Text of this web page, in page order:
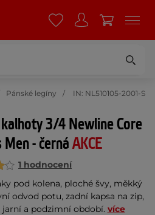
Pánské legíny IN: NL510105-2001-S
3/4 Newline Core
- černáAKCE
1 hodnocení
pod kolena, ploché švy, měkký
odvod potu, zadní kapsa na zip,
a podzimní období. více